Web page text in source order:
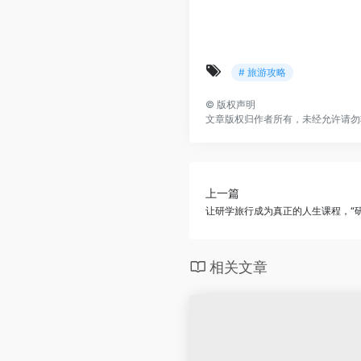
# 旅游攻略
© 版权声明
文章版权归作者所有，未经允许请
上一篇
让研学旅行成为真正的人生课程，“
相关文章